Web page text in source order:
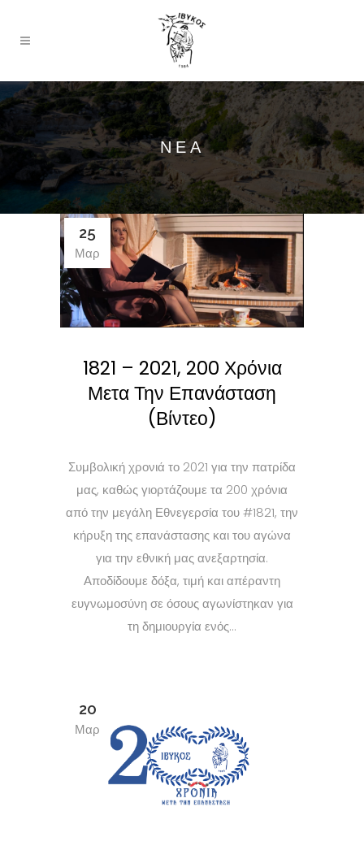
ΝΕΑ
25
Μαρ
1821 – 2021, 200 Χρόνια
Μετα Την Επανάσταση
(Βίντεο)
Συμβολική χρονιά το 2021 για την πατρίδα
μας, καθώς γιορτάζουμε τα 200 χρόνια
από την μεγάλη Εθνεγερσία του #1821, την
κήρυξη της επανάστασης και του αγώνα
για την εθνική μας ανεξαρτησία.
Αποδίδουμε δόξα, τιμή και απέραντη
ευγνωμοσύνη σε όσους αγωνίστηκαν για
τη δημιουργία ενός...
20
Μαρ